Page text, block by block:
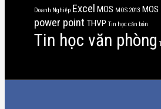
Doanh Nghiệp Excel MOS MOS 2013
power point THVP Tin học căn bản
Tin học văn phòng